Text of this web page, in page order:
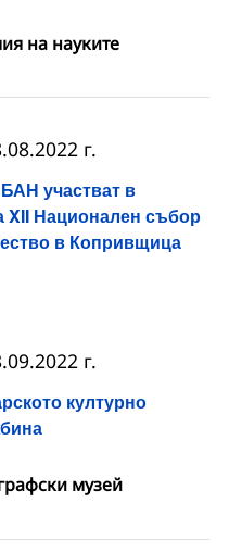
на науките
участват в
XII Национален събор
в Копривщица
г.
културно
г.
музей